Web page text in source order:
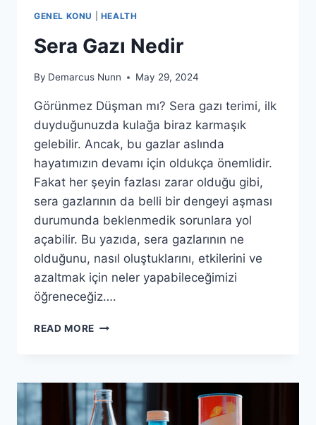
GENEL KONU HEALTH
Sera Gazı Nedir
By Demarcus Nunn May 29, 2024
Görünmez Düşman mı? Sera gazı terimi, ilk
duyduğunuzda kulağa biraz karmaşık
gelebilir. Ancak, bu gazlar aslında
hayatımızın devamı için oldukça önemlidir.
Fakat her şeyin fazlası zarar olduğu gibi,
sera gazlarının da belli bir dengeyi aşması
durumunda beklenmedik sorunlara yol
açabilir. Bu yazıda, sera gazlarının ne
olduğunu, nasıl oluştuklarını, etkilerini ve
azaltmak için neler yapabileceğimizi
öğreneceğiz….
READ MORE SERA